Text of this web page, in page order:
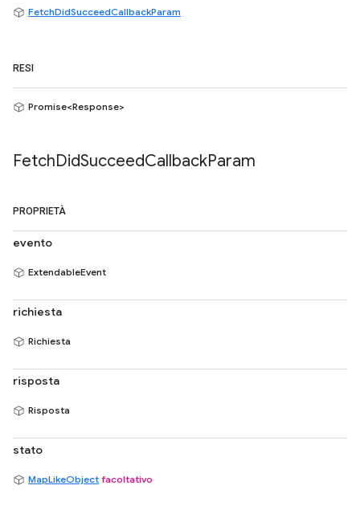
FetchDidSucceedCallbackParam
RESI
Promise<Response>
FetchDidSucceedCallbackParam
PROPRIETÀ
evento
ExtendableEvent
richiesta
Richiesta
risposta
Risposta
stato
MapLikeObject facoltativo